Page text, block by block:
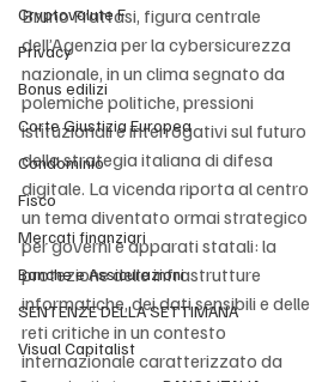
Cryptovalute F
Privacy
Bonus edilizi
Corte Giustizia Europea
Condominio
Fisco
Mercati finanziari
Banche e Assicurazioni
SENTENZE DELLA SETTIMANA
Visual Capitalist
Bruno Frattasi, figura centrale
dell’Agenzia per la cybersicurezza
nazionale, in un clima segnato da
polemiche politiche, pressioni
istituzionali e interrogativi sul futuro
della strategia italiana di difesa
digitale. La vicenda riporta al centro
un tema diventato ormai strategico
per governi e apparati statali: la
protezione delle infrastrutture
informatiche, dei dati sensibili e delle
reti critiche in un contesto
internazionale caratterizzato da